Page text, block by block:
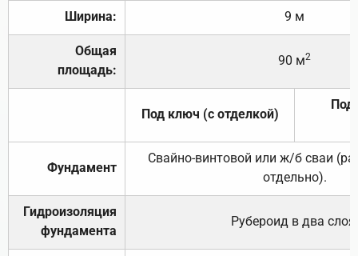
Ширина: 9 м
Общая
площадь:
90 м2
Под ключ (с отделкой)
Под
Фундамент
Свайно-винтовой или ж/б сваи
отдельно).
Гидроизоляция
фундамента
Рубероид в два слоя.